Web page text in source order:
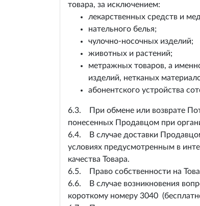
товара, за исключением:
лекарственных средств и
нательного белья;
чулочно-носочных изделий;
животных и растений;
метражных товаров, а
изделий, нетканых
абонентского устройства
6.3. При обмене или возврате
понесенных Продавцом при
6.4. В случае доставки
условиях предусмотренным в
качества Товара.
6.5. Право собственности на
6.6. В случае возникновения
короткому номеру 3040